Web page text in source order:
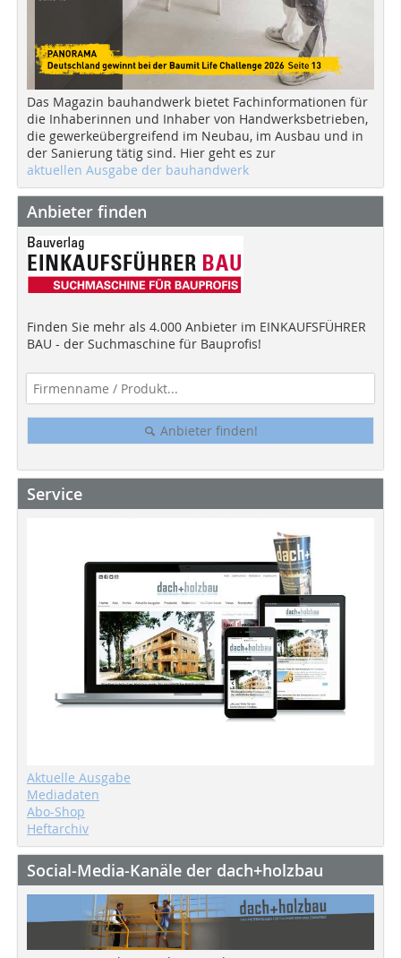
Das Magazin bauhandwerk bietet Fachinformationen für
die Inhaberinnen und Inhaber von Handwerksbetrieben,
die gewerkeübergreifend im Neubau, im Ausbau und in
der Sanierung tätig sind. Hier geht es zur
aktuellen Ausgabe der bauhandwerk
Anbieter finden
Finden Sie mehr als 4.000 Anbieter im EINKAUFSFÜHRER
BAU - der Suchmaschine für Bauprofis!
Anbieter finden!
Service
Aktuelle Ausgabe
Mediadaten
Abo-Shop
Heftarchiv
Social-Media-Kanäle der dach+holzbau